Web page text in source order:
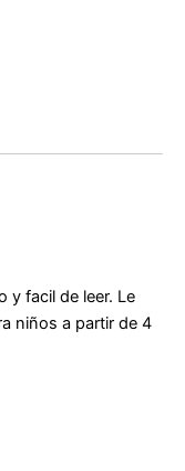
y facil de leer. Le
niños a partir de 4